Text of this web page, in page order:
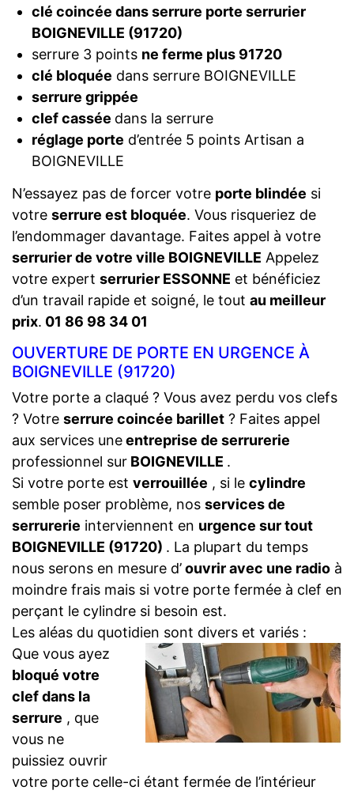
clé coincée dans serrure porte serrurier
BOIGNEVILLE (91720)
serrure 3 points ne ferme plus 91720
clé bloquée dans serrure BOIGNEVILLE
serrure grippée
clef cassée dans la serrure
réglage porte d’entrée 5 points Artisan a
BOIGNEVILLE
N’essayez pas de forcer votre porte blindée si
votre serrure est bloquée. Vous risqueriez de
l’endommager davantage. Faites appel à votre
serrurier de votre ville BOIGNEVILLE Appelez
votre expert serrurier ESSONNE et bénéficiez
d’un travail rapide et soigné, le tout au meilleur
prix. 01 86 98 34 01
OUVERTURE DE PORTE EN URGENCE À
BOIGNEVILLE (91720)
Votre porte a claqué ? Vous avez perdu vos clefs
? Votre serrure coincée barillet ? Faites appel
aux services uneentreprise de serrurerie
professionnel sur BOIGNEVILLE .
Si votre porte est verrouillée , si le cylindre
semble poser problème, nos services de
serrurerie interviennent en urgence sur tout
BOIGNEVILLE (91720) . La plupart du temps
nous serons en mesure d’ouvrir avec une radio à
moindre frais mais si votre porte fermée à clef en
perçant le cylindre si besoin est.
Les aléas du quotidien sont divers et variés :
Que vous ayez
bloqué votre
clef dans la
serrure , que
vous ne
puissiez ouvrir
votre porte celle-ci étant fermée de l’intérieur